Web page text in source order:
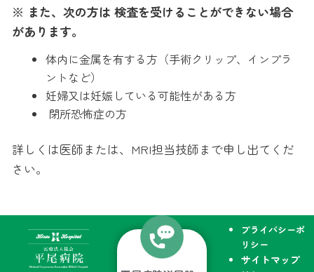
※ また、次の方は 検査を受けることができない場合
があります。
体内に金属を有する方（手術クリップ、インプラ
ントなど）
妊婦又は妊娠している可能性がある方
閉所恐怖症の方
詳しくは医師または、MRI担当技師まで申し出てくだ
さい。
プライバシーポ
リシー
サイトマップ